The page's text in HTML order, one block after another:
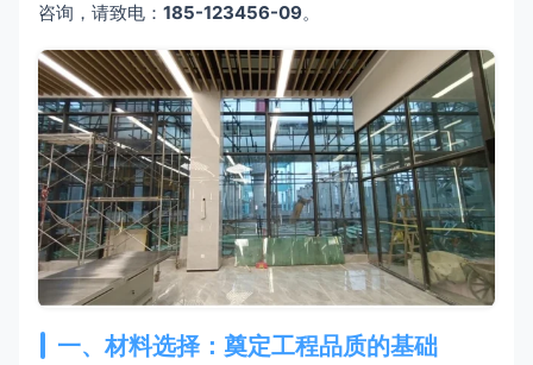
咨询，请致电： 185-123456-09。
一、材料选择：奠定工程品质的基础